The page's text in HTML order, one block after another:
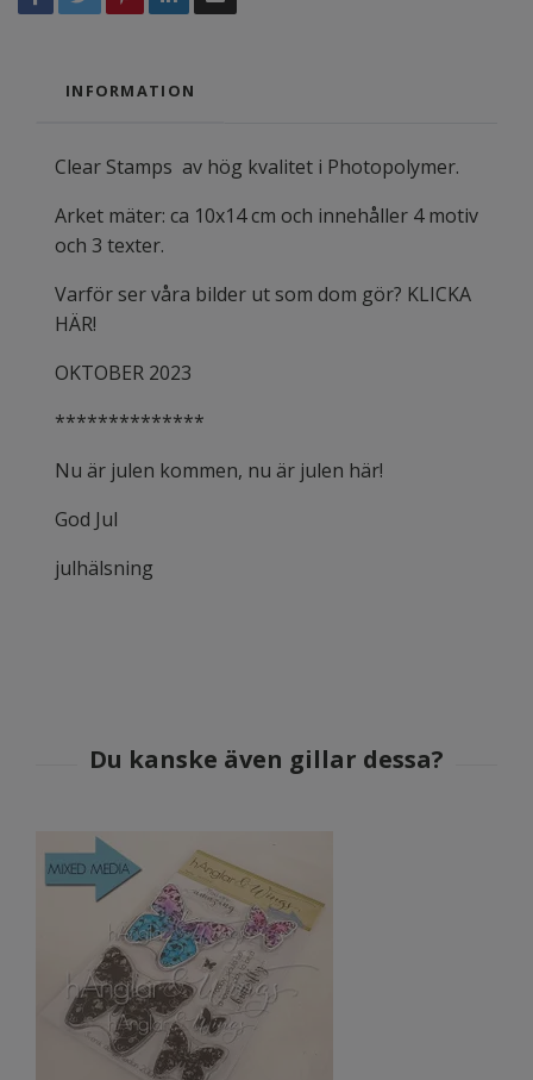
INFORMATION
Clear Stamps av hög kvalitet i Photopolymer.
Arket mäter: ca 10x14 cm och innehåller 4 motiv
och 3 texter.
Varför ser våra bilder ut som dom gör? KLICKA
HÄR!
OKTOBER 2023
**************
Nu är julen kommen, nu är julen här!
God Jul
julhälsning